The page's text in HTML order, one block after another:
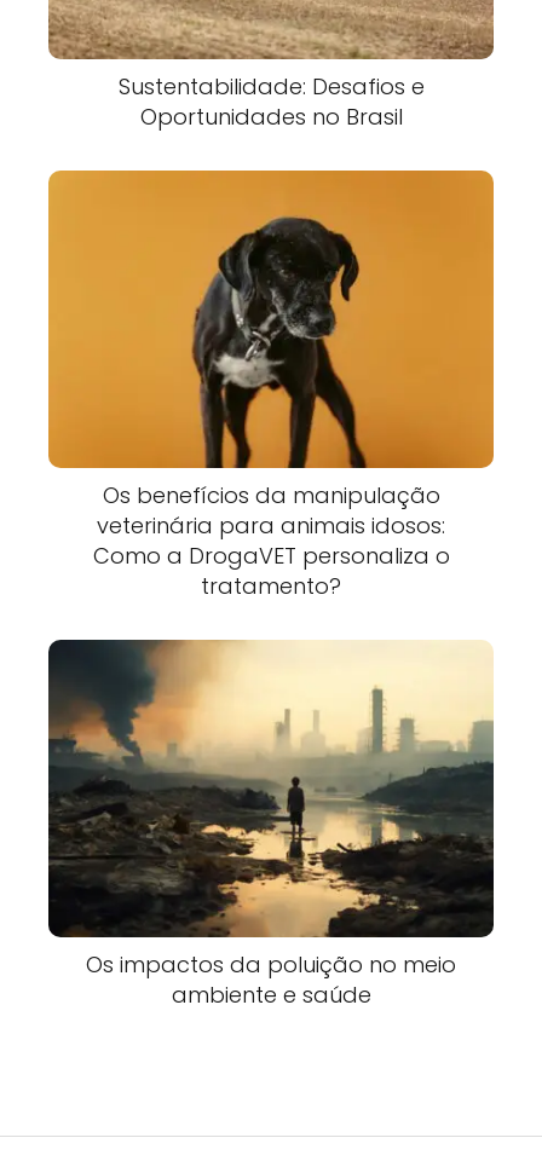
Sustentabilidade: Desafios e
Oportunidades no Brasil
Os benefícios da manipulação
veterinária para animais idosos:
Como a DrogaVET personaliza o
tratamento?
Os impactos da poluição no meio
ambiente e saúde